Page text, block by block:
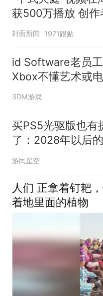
获500万播放 创作
披露
封面新闻 1971跟贴
id Software老员
Xbox不懂艺术或
3DM游戏
买PS5光驱版也有
了：2028年以后
能玩
游民星空
人们 正拿着钉耙
着地里面的植物